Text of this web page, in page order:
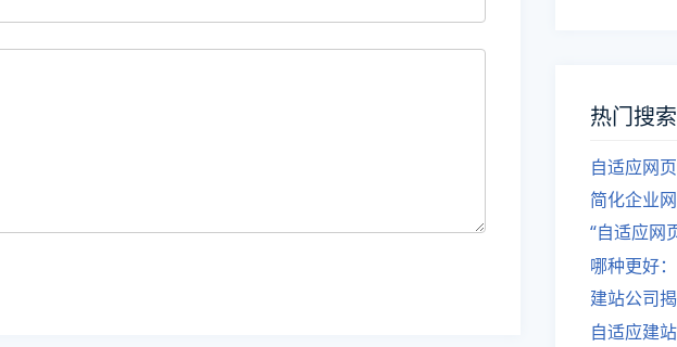
热门搜索